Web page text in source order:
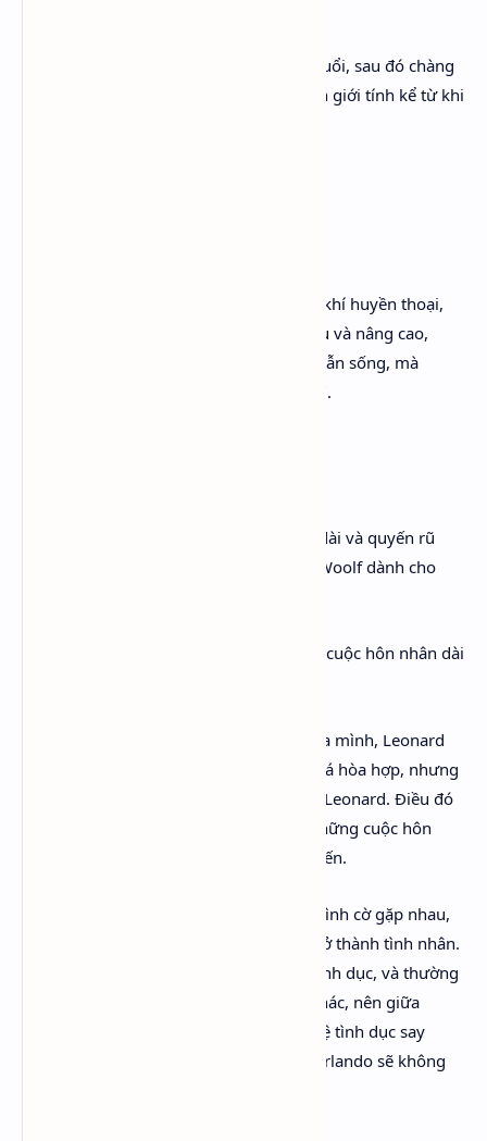
là một người đàn ông cho tới ba mươi tuổi, sau đó chàng
trở thành một phụ nữ và vẫn giữ nguyên giới tính kể từ khi
"Tràn ngập các trang sách là một không khí huyền thoại,
thể hiện một dạng tồn tại được cách điệu và nâng cao,
không phải cuộc sống thật sự chúng ta vẫn sống, mà
giống như một ảo ánh hay một giấc mơ".
được đánh giá là “bức thư tình dài và quyến rũ
nhất trong lịch sử văn học” mà Virginia Woolf dành cho
Vita Sackville West là nhà thơ, cô có một cuộc hôn nhân dài
Trong khi đó Virginia và người chồng của mình, Leonard
Woolf cũng có mối quan hệ vợ chồng khá hòa hợp, nhưng
Virginia không có hứng thú tình dục với Leonard. Điều đó
cũng không phải bất ngờ, bởi thời đó, những cuộc hôn
nhân không có tình dục cũng khá phổ biến.
Virginia Woolf và Vita Sackville West đã tình cờ gặp nhau,
và rồi nhanh chóng bị cuốn vào nhau, trở thành tình nhân.
Vita là người khá phóng khoáng trong tình dục, và thường
xuyên theo đuổi những người phụ nữ khác, nên giữa
Woolf và Vita, có thể có một mối quan hệ tình dục say
đắm. Nếu mối tình này không diễn ra, Orlando sẽ không